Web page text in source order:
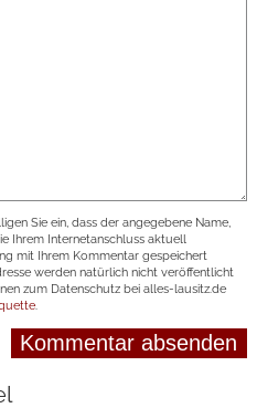
Sie ein, dass der angegebene Name,
Ihrem Internetanschluss aktuell
mit Ihrem Kommentar gespeichert
werden natürlich nicht veröffentlicht
zum Datenschutz bei alles-lausitz.de
.